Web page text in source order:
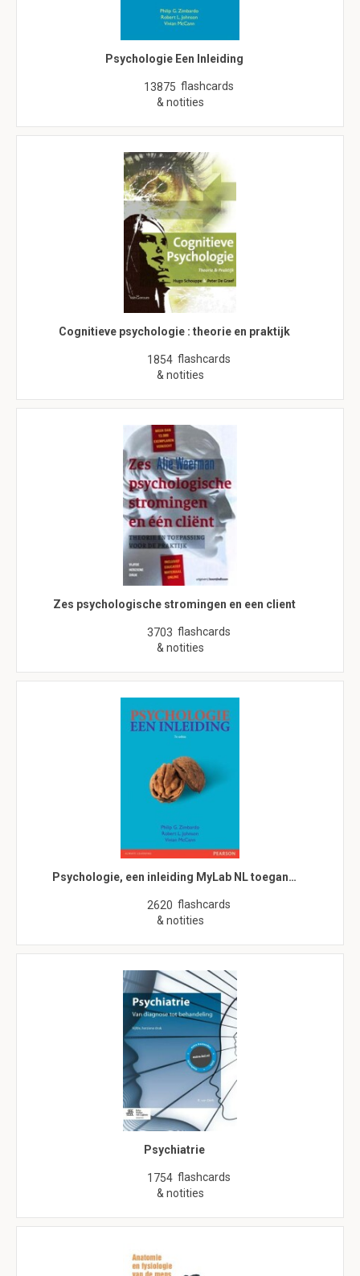
Psychologie Een Inleiding
13875 flashcards
& notities
Cognitieve psychologie : theorie en praktijk
1854 flashcards
& notities
Zes psychologische stromingen en een client
3703 flashcards
& notities
Psychologie, een inleiding MyLab NL toegan…
2620 flashcards
& notities
Psychiatrie
1754 flashcards
& notities